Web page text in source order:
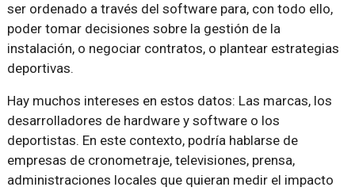
ser ordenado a través del software para, con todo ello,
poder tomar decisiones sobre la gestión de la
instalación, o negociar contratos, o plantear estrategias
deportivas.
Hay muchos intereses en estos datos: Las marcas, los
desarrolladores de hardware y software o los
deportistas. En este contexto, podría hablarse de
empresas de cronometraje, televisiones, prensa,
administraciones locales que quieran medir el impacto